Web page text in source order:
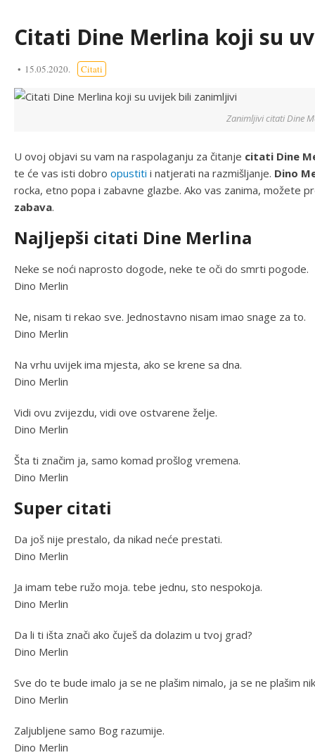
Citati Dine Merlina koji su
15.05.2020. Citati
Zanimljivi citati Dine
U ovoj objavi su vam na raspolaganju za čitanje citati Dine
te će vas isti dobro opustiti i natjerati na razmišljanje. Dino
rocka, etno popa i zabavne glazbe. Ako vas zanima, možete
zabava.
Najljepši citati Dine Merlina
Neke se noći naprosto dogode, neke te oči do smrti pogode.
Dino Merlin
Ne, nisam ti rekao sve. Jednostavno nisam imao snage za to.
Dino Merlin
Na vrhu uvijek ima mjesta, ako se krene sa dna.
Dino Merlin
Vidi ovu zvijezdu, vidi ove ostvarene želje.
Dino Merlin
Šta ti značim ja, samo komad prošlog vremena.
Dino Merlin
Super citati
Da još nije prestalo, da nikad neće prestati.
Dino Merlin
Ja imam tebe ružo moja. tebe jednu, sto nespokoja.
Dino Merlin
Da li ti išta znači ako čuješ da dolazim u tvoj grad?
Dino Merlin
Sve do te bude imalo ja se ne plašim nimalo, ja se ne plašim
Dino Merlin
Zaljubljene samo Bog razumije.
Dino Merlin